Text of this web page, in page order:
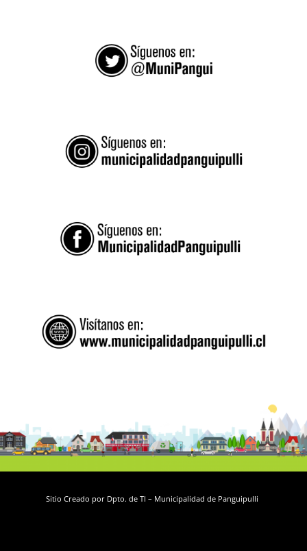
Sitio Creado por Dpto. de TI – Municipalidad de Panguipulli